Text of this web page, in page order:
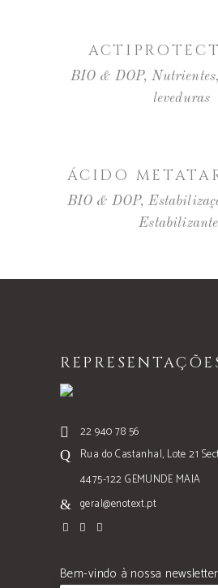
BIO & DOP,Nutrientes,
leveduras
ÁCIDO
BIO & DOP,
22 940 78 56
Rua do Castanhal, Lote 21
4475-122 GEMUNDE MAIA
geral@enotext.pt
Bem-vindo à nossa